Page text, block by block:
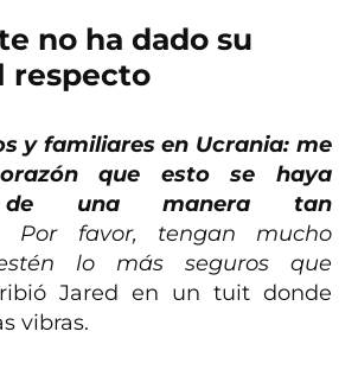
no ha dado su
respecto
y familiares en Ucrania: me
que esto se haya
de una manera tan
Por favor, tengan mucho
lo más seguros que
Jared en un tuit donde
vibras.